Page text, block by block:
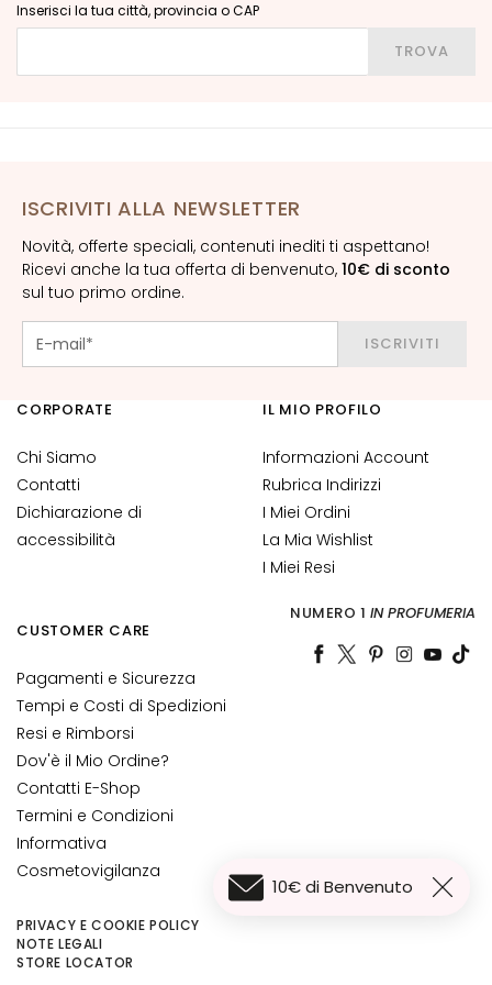
G
c
e
M
g
h
A
n
i
t
r
a
t
a
z
i
n
e
Inserisci la tua città, provincia o CAP
TROVA
ISCRIVITI ALLA NEWSLETTER
Novità, offerte speciali, contenuti inediti ti aspettano!
Ricevi anche la tua offerta di benvenuto, 10€ di sconto
sul tuo primo ordine.
ISCRIVITI
10€ di Benvenuto
CORPORATE
Chi Siamo
Contatti
Dichiarazione di
accessibilità
CUSTOMER CARE
Pagamenti e Sicurezza
Tempi e Costi di Spedizioni
Resi e Rimborsi
Dov'è il Mio Ordine?
Contatti E-Shop
Termini e Condizioni
Informativa
Cosmetovigilanza
PRIVACY E COOKIE POLICY
NOTE LEGALI
STORE LOCATOR
IL MIO PROFILO
Informazioni Account
Rubrica Indirizzi
I Miei Ordini
La Mia Wishlist
I Miei Resi
NUMERO 1 IN PROFUMERIA